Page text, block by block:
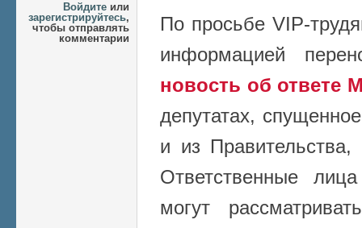
Войдите или
зарегистрируйтесь,
чтобы отправлять
комментарии
По просьбе VIP-
информацией
новость об ответе
депутатах,
и из
Ответственные
могут